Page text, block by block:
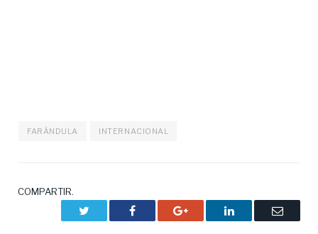
FARÁNDULA INTERNACIONAL
COMPARTIR.
Facebook Google+ LinkedIn
Correo